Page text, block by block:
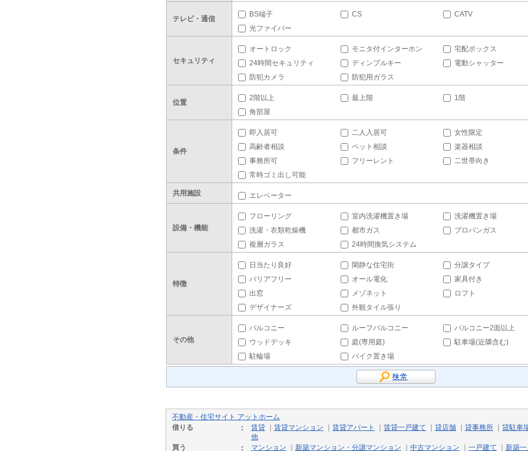
テレビ・通信
BS端子 CS
CATV
光ファイバー
セキュリティ
オートロック モニタ付インターホン
宅配ボックス
24時間セキュリティ
ディンプルキー
電動シャッター
防犯カメラ
防犯用ガラス
位置
2階以上 最上階
1階
角部屋
条件
即入居可 二人入居可
女性限定
高齢者相談
ペット相談
楽器相談
事務所可
フリーレント
二世帯向き
常時ゴミ出し可能
共用施設 エレベーター
設備・機能
フローリング 室内洗濯機置き場
洗濯機置き場
洗濯・衣類乾燥機
都市ガス
プロパンガス
複層ガラス
24時間換気システム
特徴
日当たり良好 閑静な住宅街
分譲タイプ
バリアフリー
オール電化
家具付き
出窓
メゾネット
ロフト
デザイナーズ
外観タイル張り
その他
バルコニー ルーフバルコニー
バルコニー2面以上
ウッドデッキ
庭(専用庭)
駐車場(近隣含む)
駐輪場
バイク置き場
不動産・住宅サイト アットホーム
借りる
賃貸 賃貸マンション 賃貸アパート 賃貸一戸建て 貸店舗 貸事務所 貸駐車
他
買う
マンション 新築マンション・分譲マンション 中古マンション 一戸建て 新築